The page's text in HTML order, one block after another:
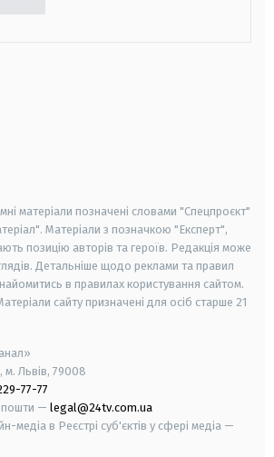
матеріали позначені словами "Спецпроєкт"
Матеріали з позначкою "Експерт",
позицію авторів та героїв. Редакція може
Детальніше щодо реклами та правил
в правилах користування сайтом.
сайту призначені для осіб старше 21
м. Львів, 79008
77-77
пошти — legal@24tv.com.ua
медіа в Реєстрі суб'єктів у сфері медіа —